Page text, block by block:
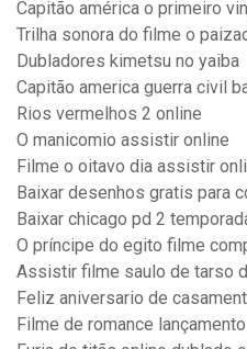
Capitão américa o primeiro
Trilha sonora do filme o
Dubladores kimetsu no yaiba
Capitão america guerra civil
Rios vermelhos 2 online
O manicomio assistir online
Filme o oitavo dia assistir
Baixar desenhos gratis para
Baixar chicago pd 2
O príncipe do egito filme
Assistir filme saulo de tarso
Feliz aniversario de
Filme de romance lançamento